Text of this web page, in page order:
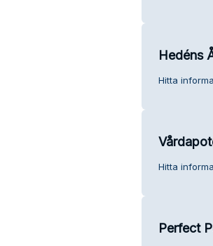
Hedéns
Hitta
Hitta
Perfect